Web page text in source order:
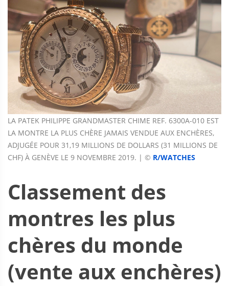
LA PATEK PHILIPPE GRANDMASTER CHIME REF. 6300A-010 EST
LA MONTRE LA PLUS CHÈRE JAMAIS VENDUE AUX ENCHÈRES,
ADJUGÉE POUR 31,19 MILLIONS DE DOLLARS (31 MILLIONS DE
CHF) À GENÈVE LE 9 NOVEMBRE 2019. | © R/WATCHES
Classement des
montres les plus
chères du monde
(vente aux enchères)